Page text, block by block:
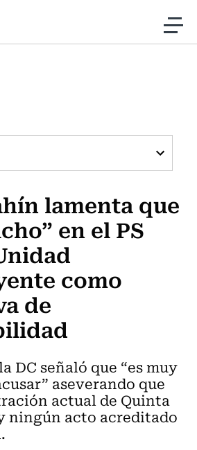
al contenido
y TV Usach
lamenta que
en el PS
como
de
DC señaló que “es muy
aseverando que
actual de Quinta
ningún acto acreditado